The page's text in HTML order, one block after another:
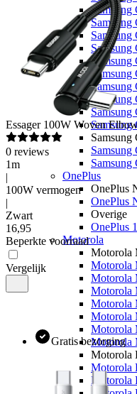
Samsung
Samsung
Samsung
Samsung
Samsung
Samsung
Samsung
OnePlus
OnePlus
OnePlus
Overige
OnePlus
Motorola
Motorola
Motorola
Motorola
Motorola
Motorola
Motorola
Motorola
Motorola
Motorola
Motorola
Motorola
Essager 100W Woven
0 reviews
1m
|
100W vermogen
|
Zwart
16,95
Beperkte voorraad
Vergelijk
Gratis bezorging